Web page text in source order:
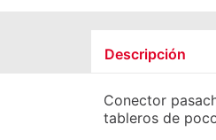
Descripción
Conector
tableros de